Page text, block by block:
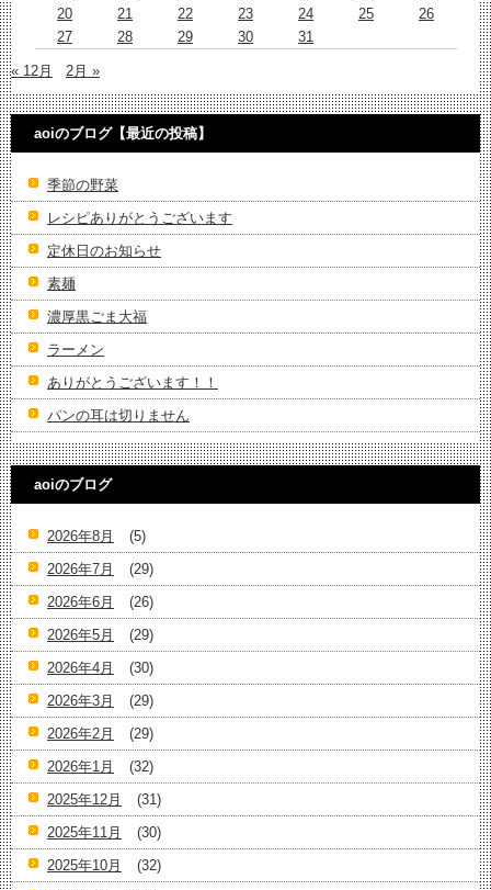
20
21 22 23 24 25
26
27
28 29 30 31
« 12月 2月 »
aoiのブログ【最近の投稿】
季節の野菜
レシピありがとうございます
定休日のお知らせ
素麺
濃厚黒ごま大福
ラーメン
ありがとうございます！！
パンの耳は切りません
aoiのブログ
2026年8月
(5)
2026年7月
(29)
2026年6月
(26)
2026年5月
(29)
2026年4月
(30)
2026年3月
(29)
2026年2月
(29)
2026年1月
(32)
2025年12月
(31)
2025年11月
(30)
2025年10月
(32)